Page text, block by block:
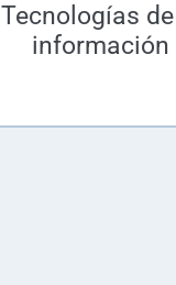
Tecnologías
información